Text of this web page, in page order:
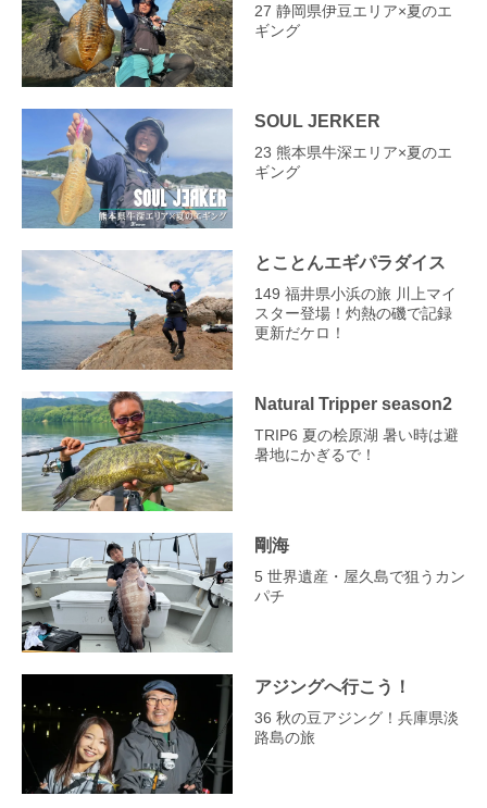
27 静岡県伊豆エリア×夏のエ
ギング
SOUL JERKER
23 熊本県牛深エリア×夏のエ
ギング
とことんエギパラダイス
149 福井県小浜の旅 川上マイ
スター登場！灼熱の磯で記録
更新だケロ！
Natural Tripper season2
TRIP6 夏の桧原湖 暑い時は避
暑地にかぎるで！
剛海
5 世界遺産・屋久島で狙うカン
パチ
アジングへ行こう！
36 秋の豆アジング！兵庫県淡
路島の旅